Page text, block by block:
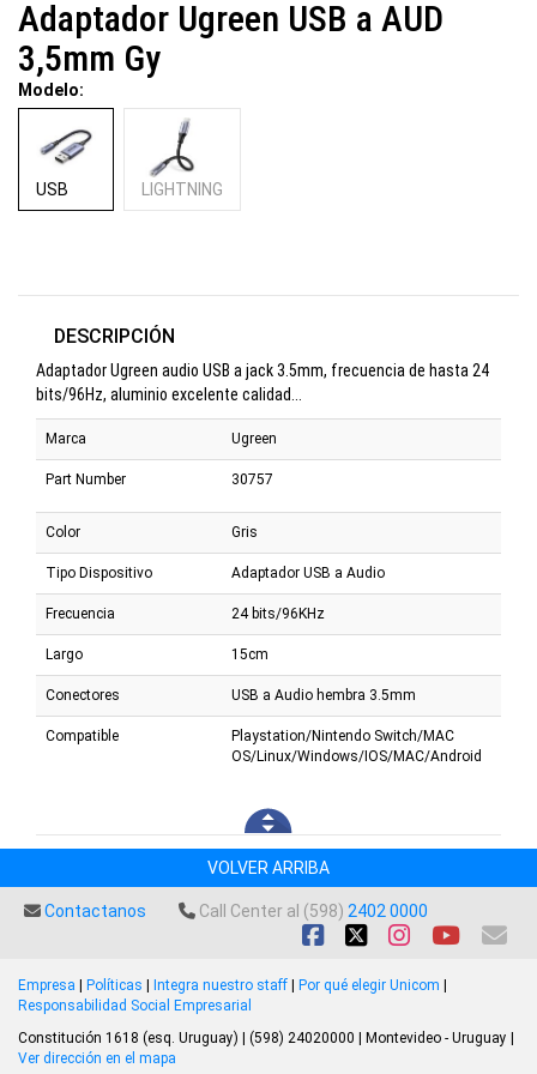
Adaptador Ugreen USB a AUD
3,5mm Gy
Modelo:
USB LIGHTNING
DESCRIPCIÓN
Adaptador Ugreen audio USB a jack 3.5mm, frecuencia de hasta 24
bits/96Hz, aluminio excelente calidad...
Marca Ugreen
Part Number 30757
Color Gris
Tipo Dispositivo Adaptador USB a Audio
Frecuencia 24 bits/96KHz
Largo 15cm
Conectores USB a Audio hembra 3.5mm
Compatible
Playstation/Nintendo Switch/MAC
OS/Linux/Windows/IOS/MAC/Android
VOLVER ARRIBA
Contactanos Call Center al (598) 2402 0000
Empresa | Políticas | Integra nuestro staff | Por qué elegir Unicom |
Responsabilidad Social Empresarial
Constitución 1618 (esq. Uruguay) | (598) 24020000 | Montevideo - Uruguay |
Ver dirección en el mapa